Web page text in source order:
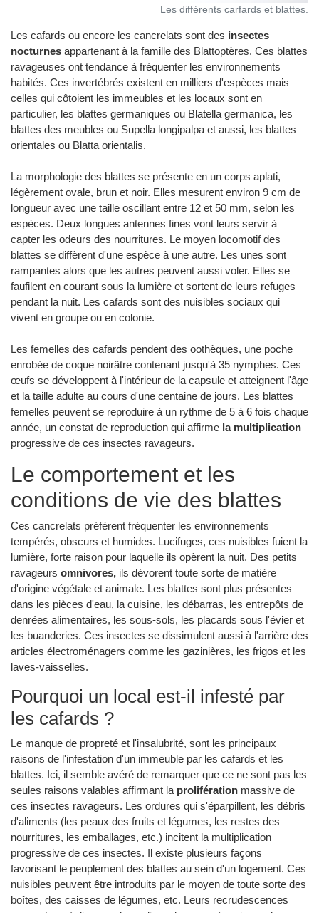
Les différents carfards et blattes.
Les cafards ou encore les cancrelats sont des insectes
nocturnes appartenant à la famille des Blattoptères. Ces blattes
ravageuses ont tendance à fréquenter les environnements
habités. Ces invertébrés existent en milliers d'espèces mais
celles qui côtoient les immeubles et les locaux sont en
particulier, les blattes germaniques ou Blatella germanica, les
blattes des meubles ou Supella longipalpa et aussi, les blattes
orientales ou Blatta orientalis.
La morphologie des blattes se présente en un corps aplati,
légèrement ovale, brun et noir. Elles mesurent environ 9 cm de
longueur avec une taille oscillant entre 12 et 50 mm, selon les
espèces. Deux longues antennes fines vont leurs servir à
capter les odeurs des nourritures. Le moyen locomotif des
blattes se diffèrent d'une espèce à une autre. Les unes sont
rampantes alors que les autres peuvent aussi voler. Elles se
faufilent en courant sous la lumière et sortent de leurs refuges
pendant la nuit. Les cafards sont des nuisibles sociaux qui
vivent en groupe ou en colonie.
Les femelles des cafards pendent des oothèques, une poche
enrobée de coque noirâtre contenant jusqu'à 35 nymphes. Ces
œufs se développent à l'intérieur de la capsule et atteignent l'âge
et la taille adulte au cours d'une centaine de jours. Les blattes
femelles peuvent se reproduire à un rythme de 5 à 6 fois chaque
année, un constat de reproduction qui affirme la multiplication
progressive de ces insectes ravageurs.
Le comportement et les
conditions de vie des blattes
Ces cancrelats préfèrent fréquenter les environnements
tempérés, obscurs et humides. Lucifuges, ces nuisibles fuient la
lumière, forte raison pour laquelle ils opèrent la nuit. Des petits
ravageurs omnivores, ils dévorent toute sorte de matière
d'origine végétale et animale. Les blattes sont plus présentes
dans les pièces d'eau, la cuisine, les débarras, les entrepôts de
denrées alimentaires, les sous-sols, les placards sous l'évier et
les buanderies. Ces insectes se dissimulent aussi à l'arrière des
articles électroménagers comme les gazinières, les frigos et les
laves-vaisselles.
Pourquoi un local est-il infesté par
les cafards ?
Le manque de propreté et l'insalubrité, sont les principaux
raisons de l'infestation d'un immeuble par les cafards et les
blattes. Ici, il semble avéré de remarquer que ce ne sont pas les
seules raisons valables affirmant la prolifération massive de
ces insectes ravageurs. Les ordures qui s'éparpillent, les débris
d'aliments (les peaux des fruits et légumes, les restes des
nourritures, les emballages, etc.) incitent la multiplication
progressive de ces insectes. Il existe plusieurs façons
favorisant le peuplement des blattes au sein d'un logement. Ces
nuisibles peuvent être introduits par le moyen de toute sorte des
boîtes, des caisses de légumes, etc. Leurs recrudescences